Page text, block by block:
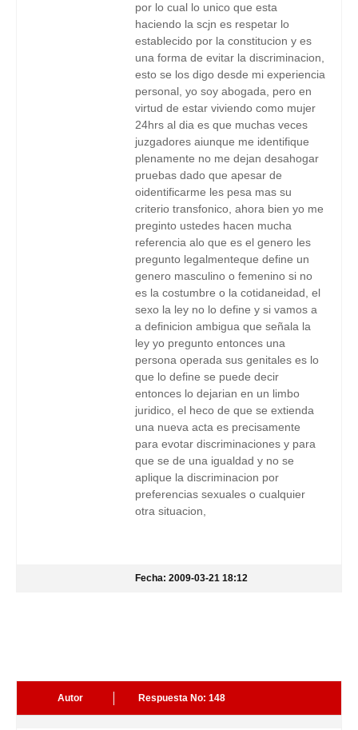
por lo cual lo unico que esta
haciendo la scjn es respetar lo
establecido por la constitucion y es
una forma de evitar la discriminacion,
esto se los digo desde mi experiencia
personal, yo soy abogada, pero en
virtud de estar viviendo como mujer
24hrs al dia es que muchas veces
juzgadores aiunque me identifique
plenamente no me dejan desahogar
pruebas dado que apesar de
oidentificarme les pesa mas su
criterio transfonico, ahora bien yo me
preginto ustedes hacen mucha
referencia alo que es el genero les
pregunto legalmenteque define un
genero masculino o femenino si no
es la costumbre o la cotidaneidad, el
sexo la ley no lo define y si vamos a
a definicion ambigua que señala la
ley yo pregunto entonces una
persona operada sus genitales es lo
que lo define se puede decir
entonces lo dejarian en un limbo
juridico, el heco de que se extienda
una nueva acta es precisamente
para evotar discriminaciones y para
que se de una igualdad y no se
aplique la discriminacion por
preferencias sexuales o cualquier
otra situacion,
Fecha: 2009-03-21 18:12
Autor Respuesta No: 148